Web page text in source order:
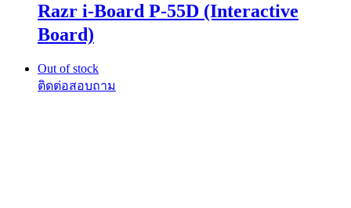
Razr i-Board P-55D (Interactive
Board)
Out of stock